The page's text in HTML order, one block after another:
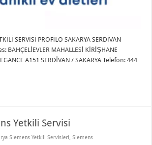
SERVİSİ PROFİLO SAKARYA SERDİVAN
BAHÇELİEVLER MAHALLESİ KİRİŞHANE
A151 SERDİVAN / SAKARYA Telefon: 444
Yetkili Servisi
Siemens Yetkili Servisleri,Siemens